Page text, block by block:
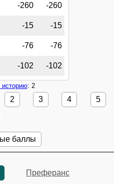
-260 -260
-15 -15
-76 -76
-102 -102
историю: 2
2 3 4 5
баллы
Преферанс